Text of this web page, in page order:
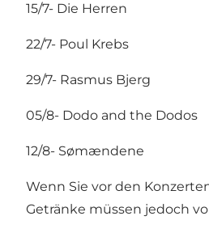
15/7- Die Herren
22/7- Poul Krebs
29/7- Rasmus Bjerg
05/8- Dodo and the Dodos
12/8- Sømændene
Wenn Sie vor den
Getränke müssen jedoch